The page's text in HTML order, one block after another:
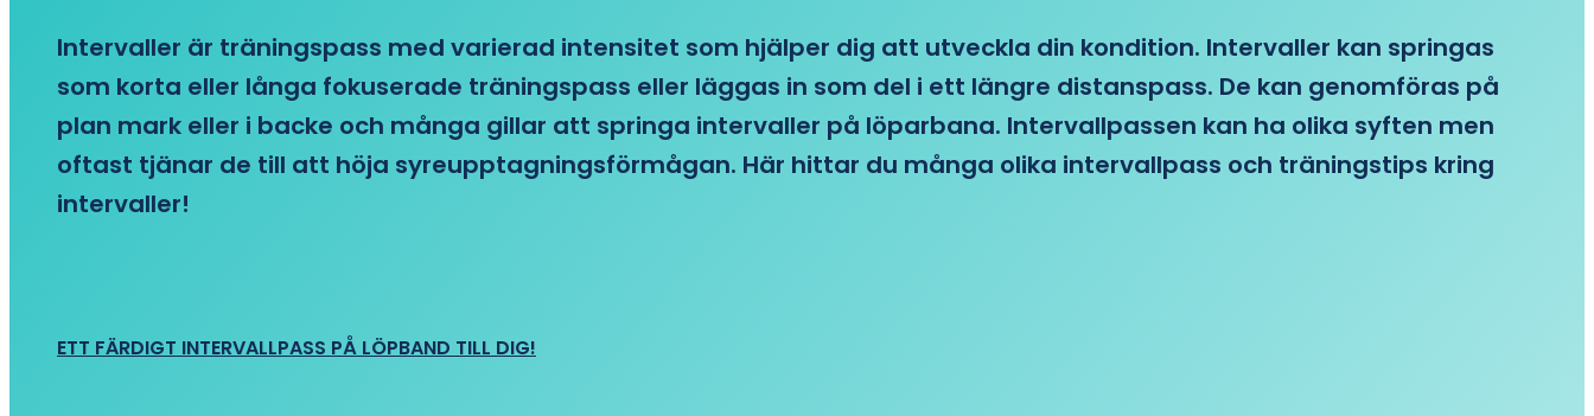
Intervaller är träningspass med varierad intensitet som hjälper dig att utveckla din kondition. Intervaller kan springas
som korta eller långa fokuserade träningspass eller läggas in som del i ett längre distanspass. De kan genomföras på
plan mark eller i backe och många gillar att springa intervaller på löparbana. Intervallpassen kan ha olika syften men
oftast tjänar de till att höja syreupptagningsförmågan. Här hittar du många olika intervallpass och träningstips kring
intervaller!
ETT FÄRDIGT INTERVALLPASS PÅ LÖPBAND TILL DIG!